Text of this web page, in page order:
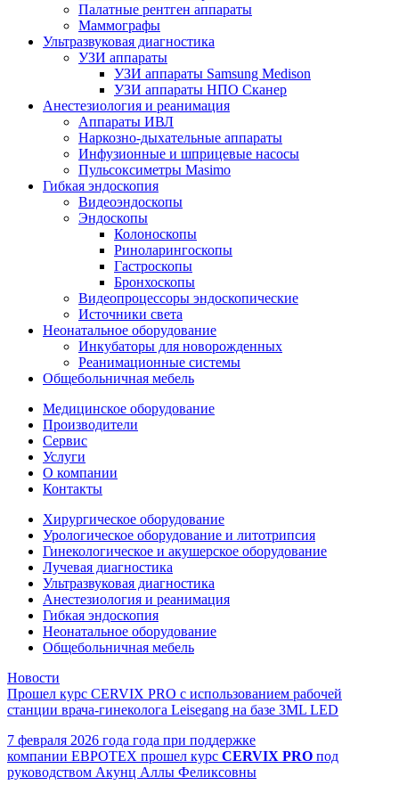
Палатные рентген аппараты
Маммографы
Ультразвуковая диагностика
УЗИ аппараты
УЗИ аппараты Samsung Medison
УЗИ аппараты НПО Сканер
Анестезиология и реанимация
Аппараты ИВЛ
Наркозно-дыхательные аппараты
Инфузионные и шприцевые насосы
Пульсоксиметры Masimo
Гибкая эндоскопия
Видеоэндоскопы
Эндоскопы
Колоноскопы
Риноларингоскопы
Гастроскопы
Бронхоскопы
Видеопроцессоры эндоскопические
Источники света
Неонатальное оборудование
Инкубаторы для новорожденных
Реанимационные системы
Общебольничная мебель
Медицинское оборудование
Производители
Сервис
Услуги
О компании
Контакты
Хирургическое оборудование
Урологическое оборудование и литотрипсия
Гинекологическое и акушерское оборудование
Лучевая диагностика
Ультразвуковая диагностика
Анестезиология и реанимация
Гибкая эндоскопия
Неонатальное оборудование
Общебольничная мебель
Новости
Прошел курс CERVIX PRO с использованием рабочей
станции врача-гинеколога Leisegang на базе 3ML LED
7 февраля 2026 года года при поддержке
компании ЕВРОТЕХ прошел курс CERVIX PRO под
руководством Акунц Аллы Феликсовны